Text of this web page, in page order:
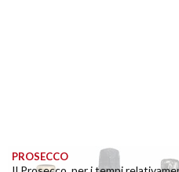
PROSECCO